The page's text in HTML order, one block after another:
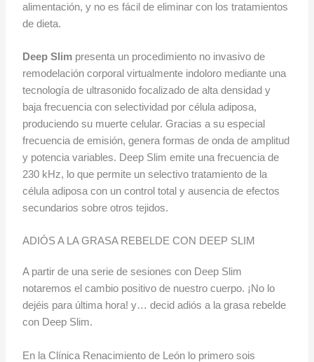
alimentación, y no es fácil de eliminar con los tratamientos
de dieta.
Deep Slim presenta un procedimiento no invasivo de
remodelación corporal virtualmente indoloro mediante una
tecnología de ultrasonido focalizado de alta densidad y
baja frecuencia con selectividad por célula adiposa,
produciendo su muerte celular. Gracias a su especial
frecuencia de emisión, genera formas de onda de amplitud
y potencia variables. Deep Slim emite una frecuencia de
230 kHz, lo que permite un selectivo tratamiento de la
célula adiposa con un control total y ausencia de efectos
secundarios sobre otros tejidos.
ADIÓS A LA GRASA REBELDE CON DEEP SLIM
A partir de una serie de sesiones con Deep Slim
notaremos el cambio positivo de nuestro cuerpo. ¡No lo
dejéis para última hora! y… decid adiós a la grasa rebelde
con Deep Slim.
En la Clínica Renacimiento de León lo primero sois